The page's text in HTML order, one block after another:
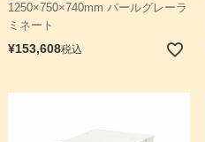
1250×750×740mm パールグレーラ
ミネート
¥153,608税込